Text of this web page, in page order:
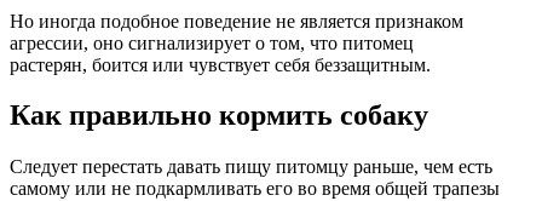
Но иногда подобное поведение не является признаком
агрессии, оно сигнализирует о том, что питомец
растерян, боится или чувствует себя беззащитным.
Как правильно кормить собаку
Следует перестать давать пищу питомцу раньше, чем есть
самому или не подкармливать его во время общей трапезы